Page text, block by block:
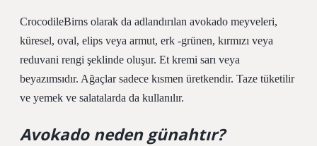
CrocodileBirns olarak da adlandırılan avokado meyveleri,
küresel, oval, elips veya armut, erk -grünen, kırmızı veya
reduvani rengi şeklinde oluşur. Et kremi sarı veya
beyazımsıdır. Ağaçlar sadece kısmen üretkendir. Taze tüketilir
ve yemek ve salatalarda da kullanılır.
Avokado neden günahtır?